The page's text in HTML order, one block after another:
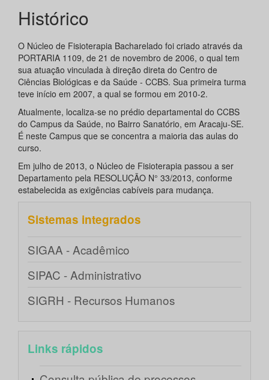
Histórico
O Núcleo de Fisioterapia Bacharelado foi criado através da
PORTARIA 1109, de 21 de novembro de 2006, o qual tem
sua atuação vinculada à direção direta do Centro de
Ciências Biológicas e da Saúde - CCBS. Sua primeira turma
teve início em 2007, a qual se formou em 2010-2.
Atualmente, localiza-se no prédio departamental do CCBS
do Campus da Saúde, no Bairro Sanatório, em Aracaju-SE.
É neste Campus que se concentra a maioria das aulas do
curso.
Em julho de 2013, o Núcleo de Fisioterapia passou a ser
Departamento pela RESOLUÇÃO N° 33/2013, conforme
estabelecida as exigências cabíveis para mudança.
Sistemas integrados
SIGAA - Acadêmico
SIPAC - Administrativo
SIGRH - Recursos Humanos
Links rápidos